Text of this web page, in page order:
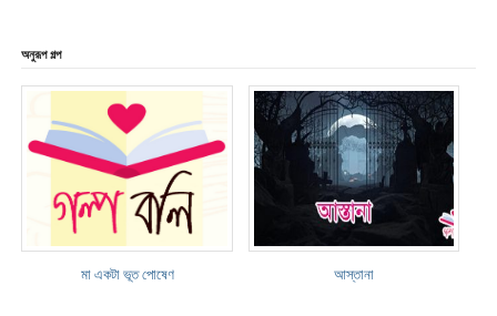
অনুরূপ গল্প
মা একটা ভূত পোষেণ আস্তানা